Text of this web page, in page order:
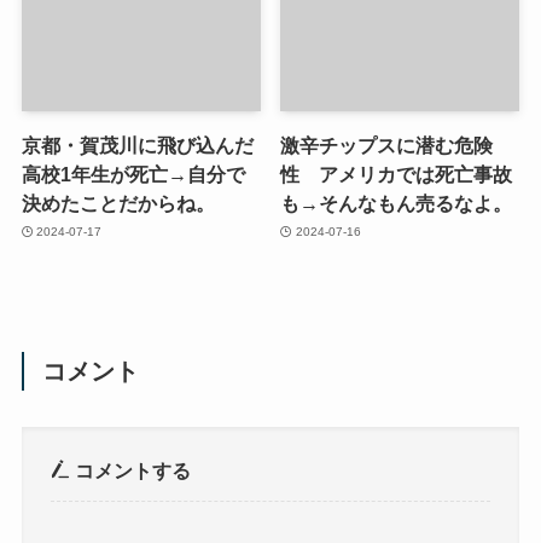
京都・賀茂川に飛び込んだ
高校1年生が死亡→自分で
決めたことだからね。
2024-07-17
激辛チップスに潜む危険
性 アメリカでは死亡事故
も→そんなもん売るなよ。
2024-07-16
コメント
コメントする